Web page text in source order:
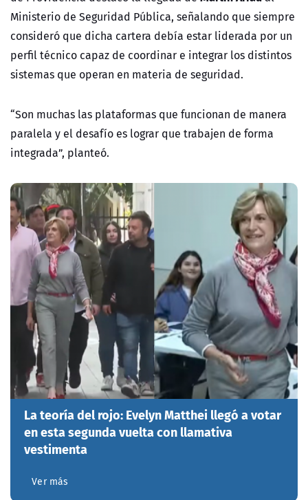
Ministerio de Seguridad Pública, señalando que siempre
consideró que dicha cartera debía estar liderada por un
perfil técnico capaz de coordinar e integrar los distintos
sistemas que operan en materia de seguridad.
“Son muchas las plataformas que funcionan de manera
paralela y el desafío es lograr que trabajen de forma
integrada”, planteó.
La teoría del rojo: Evelyn Matthei llegó a votar
en esta segunda vuelta con llamativa
vestimenta
Ver más